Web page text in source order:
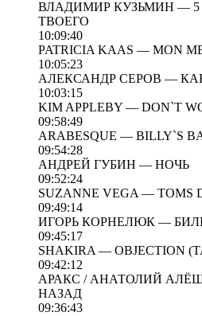
ВЛАДИМИР КУЗЬМИН —
ТВОЕГО
10:09:40
PATRICIA KAAS — MON
10:05:23
АЛЕКСАНДР СЕРОВ —
10:03:15
KIM APPLEBY — DON`T
09:58:49
ARABESQUE — BILLY`S
09:54:28
АНДРЕЙ ГУБИН — НОЧЬ
09:52:24
SUZANNE VEGA — TOMS
09:49:14
ИГОРЬ КОРНЕЛЮК —
09:45:17
SHAKIRA — OBJECTION
09:42:12
АРАКС / АНАТОЛИЙ
НАЗАД
09:36:43